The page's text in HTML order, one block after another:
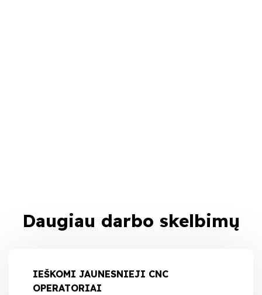
Daugiau darbo skelbimų
IEŠKOMI JAUNESNIEJI CNC
OPERATORIAI